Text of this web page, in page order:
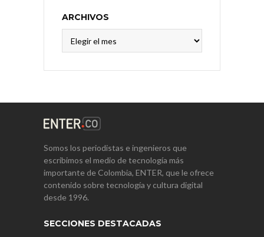
ARCHIVOS
Somos los periodistas e ingenieros que
escribimos el medio de tecnología más
importante de Colombia, ENTER, que le ofrece
contenido sobre tecnología y cultura digital
desde 1996.
SECCIONES DESTACADAS